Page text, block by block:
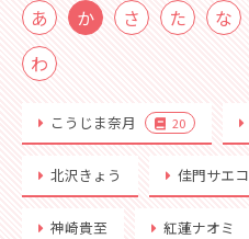
あ か さ た な
わ
こうじま奈月 20
北沢きょう 佳門サエコ
神崎貴至 紅蓮ナオミ